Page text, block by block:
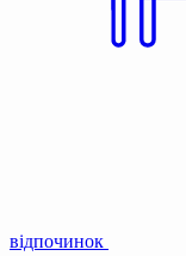
відпочинок